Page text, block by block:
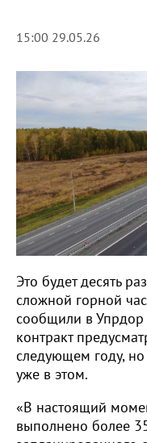
15:00 29.05.26
Это будет десять
сложной горной
сообщили в
контракт
следующем году,
уже в этом.
«В настоящий
выполнено более